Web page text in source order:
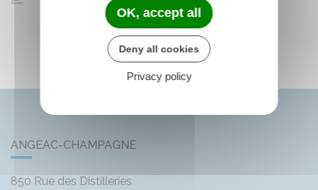
ANGEAC-CHAMPAGNE
850 Rue des Distilleries
OK, accept all
Deny all cookies
Privacy policy